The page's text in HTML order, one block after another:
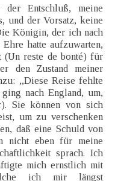
Entschluß, meine
und der Vorsatz, keine
Königin, der ich nach
hatte aufzuwarten,
(Un reste de bonté) für
den Zustand meiner
„Diese Reise fehlte
nach England, um,
Sie können von sich
um zu verschenken
daß eine Schuld von
nicht eben für meine
sprach. Ich
mich ernstlich mit
ich mir längst